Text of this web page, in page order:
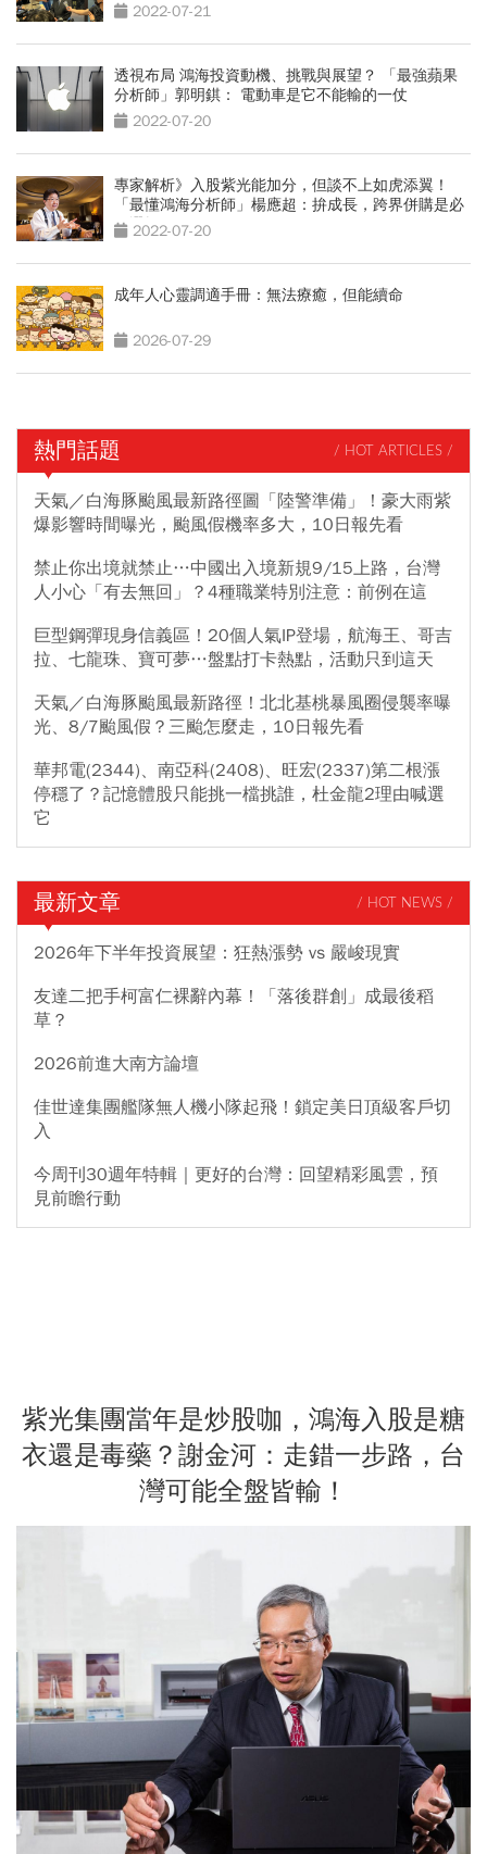
2022-07-21
透視布局 鴻海投資動機、挑戰與展望？ 「最強蘋果
分析師」郭明錤： 電動車是它不能輸的一仗
2022-07-20
專家解析》入股紫光能加分，但談不上如虎添翼！
「最懂鴻海分析師」楊應超：拚成長，跨界併購是必
要選擇
2022-07-20
成年人心靈調適手冊：無法療癒，但能續命
2026-07-29
熱門話題 / HOT ARTICLES /
天氣／白海豚颱風最新路徑圖「陸警準備」！豪大雨紫
爆影響時間曝光，颱風假機率多大，10日報先看
禁止你出境就禁止…中國出入境新規9/15上路，台灣
人小心「有去無回」？4種職業特別注意：前例在這
巨型鋼彈現身信義區！20個人氣IP登場，航海王、哥吉
拉、七龍珠、寶可夢…盤點打卡熱點，活動只到這天
天氣／白海豚颱風最新路徑！北北基桃暴風圈侵襲率曝
光、8/7颱風假？三颱怎麼走，10日報先看
華邦電(2344)、南亞科(2408)、旺宏(2337)第二根漲
停穩了？記憶體股只能挑一檔挑誰，杜金龍2理由喊選
它
最新文章 / HOT NEWS /
2026年下半年投資展望：狂熱漲勢 vs 嚴峻現實
友達二把手柯富仁裸辭內幕！「落後群創」成最後稻
草？
2026前進大南方論壇
佳世達集團艦隊無人機小隊起飛！鎖定美日頂級客戶切
入
今周刊30週年特輯｜更好的台灣：回望精彩風雲，預
見前瞻行動
紫光集團當年是炒股咖，鴻海入股是糖
衣還是毒藥？謝金河：走錯一步路，台
灣可能全盤皆輸！